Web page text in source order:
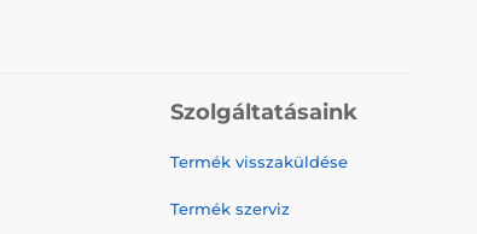
Szolgáltatásaink
Termék visszaküldése
Termék szerviz